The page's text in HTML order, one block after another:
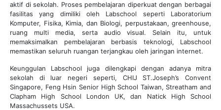
aktif di sekolah. Proses pembelajaran diperkuat dengan berbagai
fasilitas yang dimiliki oleh Labschool seperti Laboratorium
Komputer, Fisika, Kimia, dan Biologi, perpustakaan, greenhouse,
ruang multi media, serta audio visual. Selain itu, untuk
memaksimalkan pembelajaran berbasis teknologi, Labschool
memastikan seluruh ruangan terjangkau oleh jaringan internet.
Keunggulan Labschool juga dilengkapi dengan adanya mitra
sekolah di luar negeri seperti, CHIJ ST.Joseph’s Convent
Singapore, Feng Hsin Senior High School Taiwan, Streatham and
Clapham High School London UK, dan Natick High School
Massachussets USA.